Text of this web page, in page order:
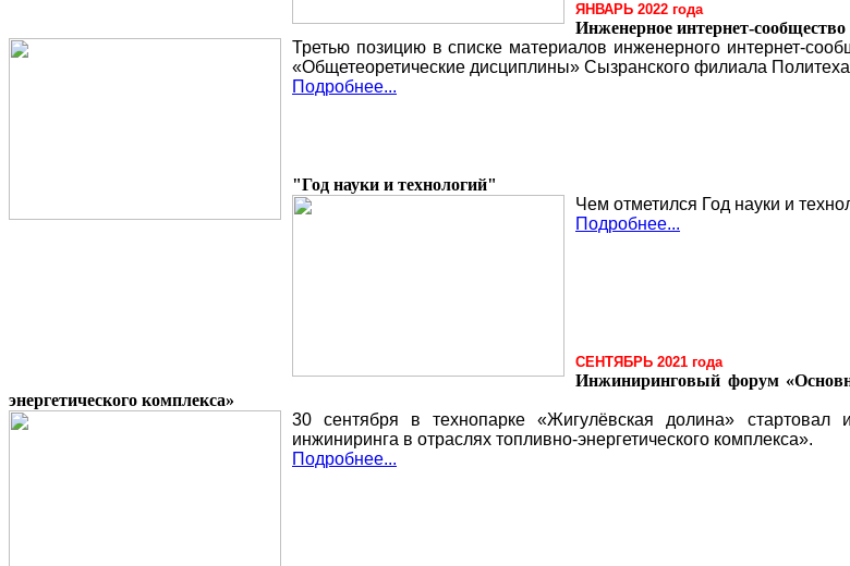
ЯНВАРЬ 2022 года
Инженерное интернет-
Третью позицию в списке материалов инженерного интернет-
«Общетеоретические дисциплины» Сызранского филиала
Подробнее...
"Год науки и технологий"
Чем отметился Год науки и
Подробнее...
СЕНТЯБРЬ 2021 года
Инжиниринговый форум
энергетического комплекса»
30 сентября в технопарке «Жигулёвская долина»
инжиниринга в отраслях топливно-энергетического комплекса».
Подробнее...